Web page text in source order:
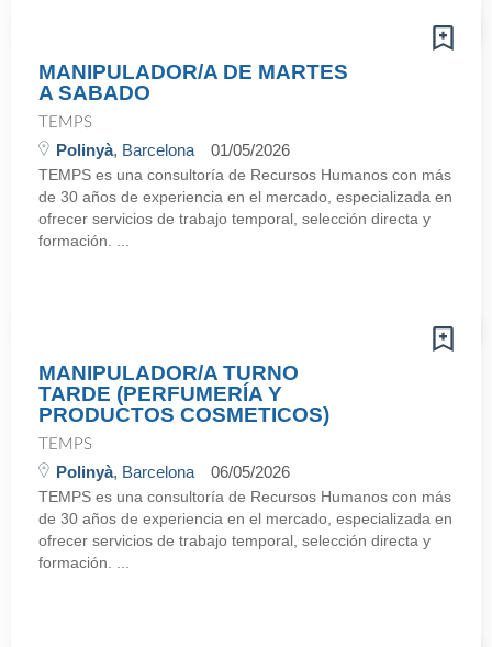
MANIPULADOR/A DE MARTES
A SABADO
TEMPS
Polinyà, Barcelona 01/05/2026
TEMPS es una consultoría de Recursos Humanos con más
de 30 años de experiencia en el mercado, especializada en
ofrecer servicios de trabajo temporal, selección directa y
formación. ...
MANIPULADOR/A TURNO
TARDE (PERFUMERÍA Y
PRODUCTOS COSMETICOS)
TEMPS
Polinyà, Barcelona 06/05/2026
TEMPS es una consultoría de Recursos Humanos con más
de 30 años de experiencia en el mercado, especializada en
ofrecer servicios de trabajo temporal, selección directa y
formación. ...